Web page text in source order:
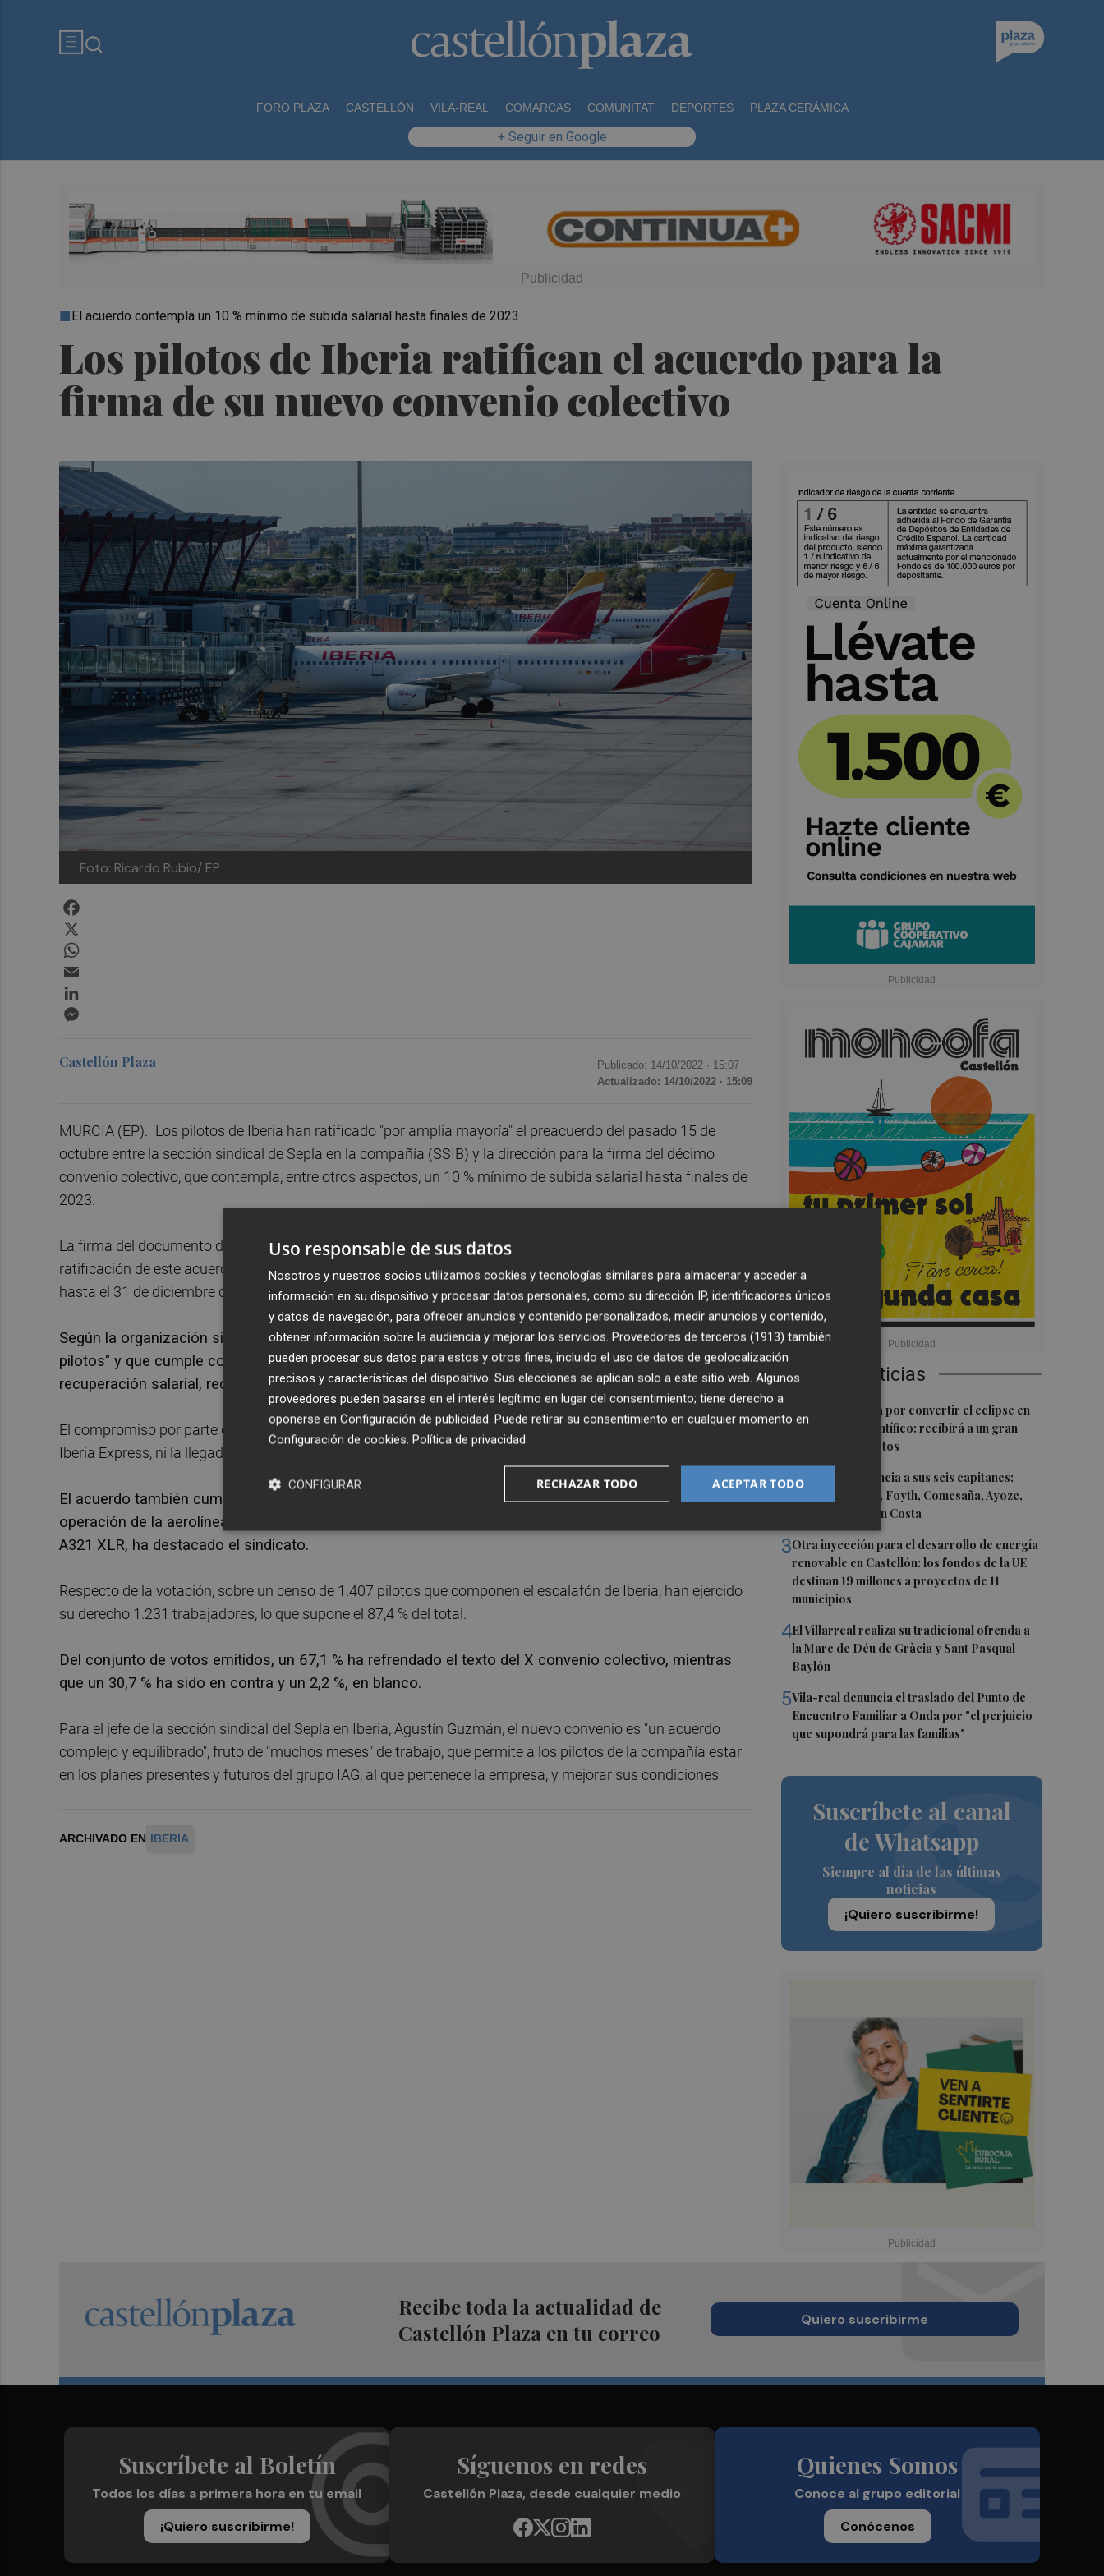
FORO PLAZA CASTELLÓN VILA-REAL COMARCAS COMUNITAT DEPORTES PLAZA CERÁMICA
+ Seguir en Google
Los pilotos de Iberia ratifican el acuerdo para la
firma de su nuevo convenio colectivo
El acuerdo contempla un 10 % mínimo de subida salarial hasta finales de 2023
Foto: Ricardo Rubio/ EP
Últimas Noticias
1 Castelló apuesta por convertir el eclipse en
un referente científico: recibirá a un gran
equipo de expertos
2El Villarreal anuncia a sus seis capitanes:
Gerard Moreno, Foyth, Comesaña, Ayoze,
Cardona y Logan Costa
3Otra inyección para el desarrollo de energía
renovable en Castellón: los fondos de la UE
destinan 19 millones a proyectos de 11
municipios
4El Villarreal realiza su tradicional ofrenda a
la Mare de Déu de Gràcia y Sant Pasqual
Baylón
5Vila-real denuncia el traslado del Punto de
Encuentro Familiar a Onda por "el perjuicio
que supondrá para las familias"
Suscríbete al canal
de Whatsapp
Siempre al día de las últimas
noticias
¡Quiero suscribirme!
Castellón Plaza Publicado: 14/10/2022 · 15:07
Actualizado: 14/10/2022 · 15:09
MURCIA (EP). Los pilotos de Iberia han ratificado "por amplia mayoría" el preacuerdo del pasado 15 de
octubre entre la sección sindical de Sepla en la compañía (SSIB) y la dirección para la firma del décimo
convenio colectivo, que contempla, entre otros aspectos, un 10 % mínimo de subida salarial hasta finales de
2023.
La firma del documento definitivo del X convenio colectivo de los pilotos se realizará a continuación de la
ratificación de este acuerdo, con lo que entrará en vigor a partir de ese momento y tendrá una vigencia
hasta el 31 de diciembre de 2025, ha informado este viernes el Sepla en un comunicado.
Según la organización sindical, es un convenio que "beneficia a todos los espectros del escalafón de
pilotos" y que cumple con los compromisos adquiridos previamente con el colectivo en materia de
recuperación salarial, reducción del tiempo de permanencia en los niveles y sueltas de copilotos.
El compromiso por parte de Iberia es de 140 promociones a comandante, sin contar su filial de bajo coste,
Iberia Express, ni la llegada adicional de aviones.
El acuerdo también cumple con los compromisos en cuanto a la ampliación de la flota, garantía de la
operación de la aerolínea de bajo coste Level durante los próximos cinco años y adscripción del avión
A321 XLR, ha destacado el sindicato.
Respecto de la votación, sobre un censo de 1.407 pilotos que componen el escalafón de Iberia, han ejercido
su derecho 1.231 trabajadores, lo que supone el 87,4 % del total.
Del conjunto de votos emitidos, un 67,1 % ha refrendado el texto del X convenio colectivo, mientras
que un 30,7 % ha sido en contra y un 2,2 %, en blanco.
Para el jefe de la sección sindical del Sepla en Iberia, Agustín Guzmán, el nuevo convenio es "un acuerdo
complejo y equilibrado", fruto de "muchos meses" de trabajo, que permite a los pilotos de la compañía estar
en los planes presentes y futuros del grupo IAG, al que pertenece la empresa, y mejorar sus condiciones
ARCHIVADO EN IBERIA
Recibe toda la actualidad de
Castellón Plaza en tu correo
Quiero suscribirme
Suscríbete al Boletín
Todos los días a primera hora en tu email
¡Quiero suscribirme!
Síguenos en redes
Castellón Plaza, desde cualquier medio
Quienes Somos
Conoce al grupo editorial
Conócenos
Uso responsable de sus datos
Nosotros y nuestros socios utilizamos cookies y tecnologías similares para almacenar y acceder a
información en su dispositivo y procesar datos personales, como su dirección IP, identificadores únicos
y datos de navegación, para ofrecer anuncios y contenido personalizados, medir anuncios y contenido,
obtener información sobre la audiencia y mejorar los servicios. Proveedores de terceros (1913) también
pueden procesar sus datos para estos y otros fines, incluido el uso de datos de geolocalización
precisos y características del dispositivo. Sus elecciones se aplican solo a este sitio web. Algunos
proveedores pueden basarse en el interés legítimo en lugar del consentimiento; tiene derecho a
oponerse en Configuración de publicidad. Puede retirar su consentimiento en cualquier momento en
Configuración de cookies. Política de privacidad
ACEPTAR TODO
RECHAZAR TODO
CONFIGURAR